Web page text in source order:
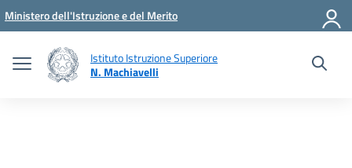
Vai ai contenuti
Vai al menu di navigazione
Vai al footer
Ministero dell'Istruzione e del Merito
Istituto Istruzione Superiore
N. Machiavelli